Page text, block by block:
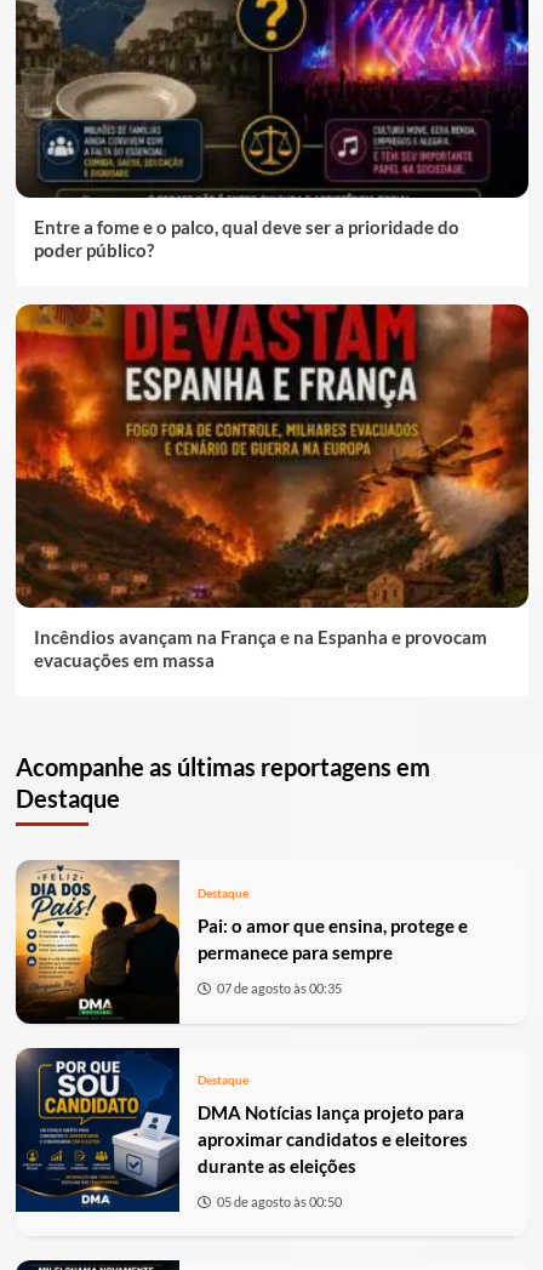
Entre a fome e o palco, qual deve ser a prioridade do
poder público?
Incêndios avançam na França e na Espanha e provocam
evacuações em massa
Acompanhe as últimas reportagens em
Destaque
Destaque
Pai: o amor que ensina, protege e
permanece para sempre
07 de agosto às 00:35
Destaque
DMA Notícias lança projeto para
aproximar candidatos e eleitores
durante as eleições
05 de agosto às 00:50